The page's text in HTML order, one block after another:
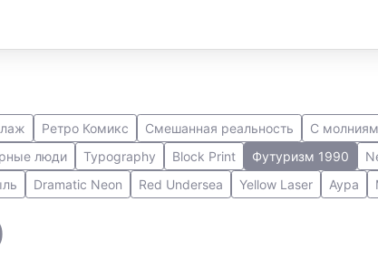
Ретро Комикс Смешанная реальность С
люди Typography Block Print Футуризм 1990
Dramatic Neon Red Undersea Yellow Laser Аура